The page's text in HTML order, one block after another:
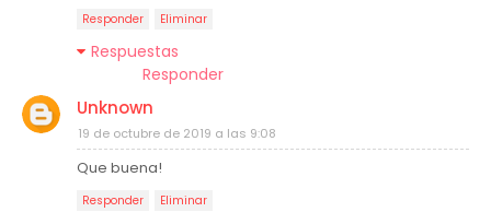
Responder Eliminar
Respuestas
Responder
Unknown
19 de octubre de 2019 a las 9:08
Que buena!
Responder Eliminar